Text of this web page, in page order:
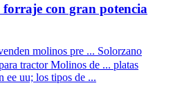
con gran potencia
molinos pre ... Solorzano
tractor Molinos de ... platas
ee uu; los tipos de ...